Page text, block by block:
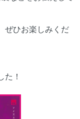
ぜひお楽しみくだ
た！